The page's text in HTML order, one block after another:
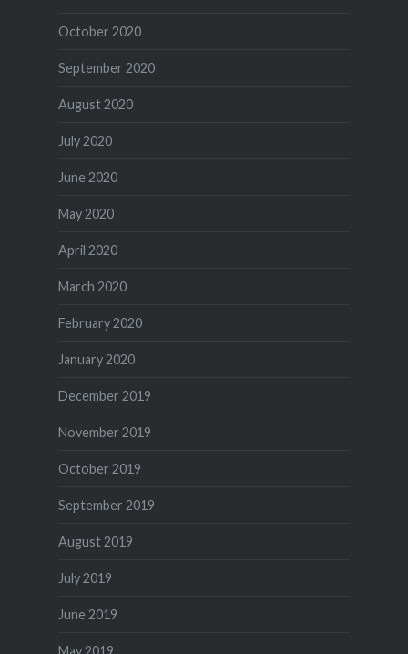
October 2020
September 2020
August 2020
July 2020
June 2020
May 2020
April 2020
March 2020
February 2020
January 2020
December 2019
November 2019
October 2019
September 2019
August 2019
July 2019
June 2019